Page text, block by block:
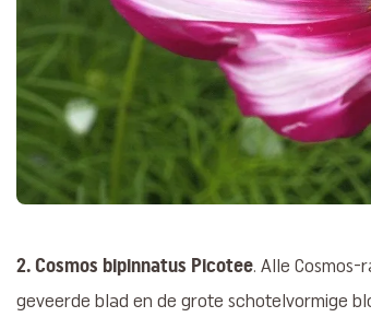
2. Cosmos bipinnatus Picotee. Alle
geveerde blad en de grote schotelvormige